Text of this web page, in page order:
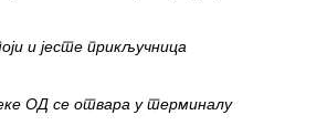
и јесте прикључница
ОД се отвара у терминалу